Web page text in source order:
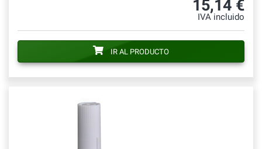
15,14 €
IVA incluido
IR AL PRODUCTO